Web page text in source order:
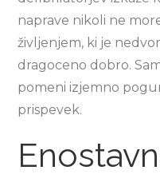
naprave nikoli ne
življenjem, ki je
dragoceno dobro.
pomeni izjemno
prispevek.